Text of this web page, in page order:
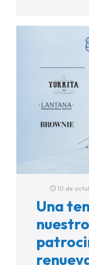
10 de
Una